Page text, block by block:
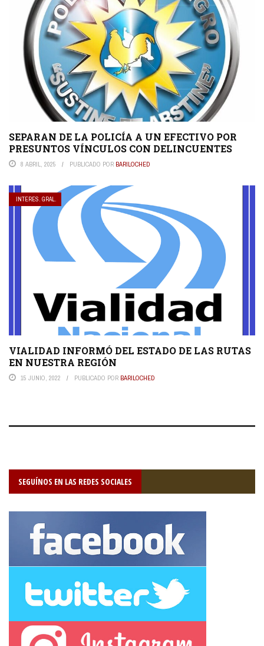
SEPARAN DE LA POLICÍA A UN EFECTIVO POR
PRESUNTOS VÍNCULOS CON DELINCUENTES
8 ABRIL, 2025 PUBLICADO POR BARILOCHED
INTERES. GRAL.
VIALIDAD INFORMÓ DEL ESTADO DE LAS RUTAS
EN NUESTRA REGIÓN
15 JUNIO, 2022 PUBLICADO POR BARILOCHED
SEGUÍNOS EN LAS REDES SOCIALES